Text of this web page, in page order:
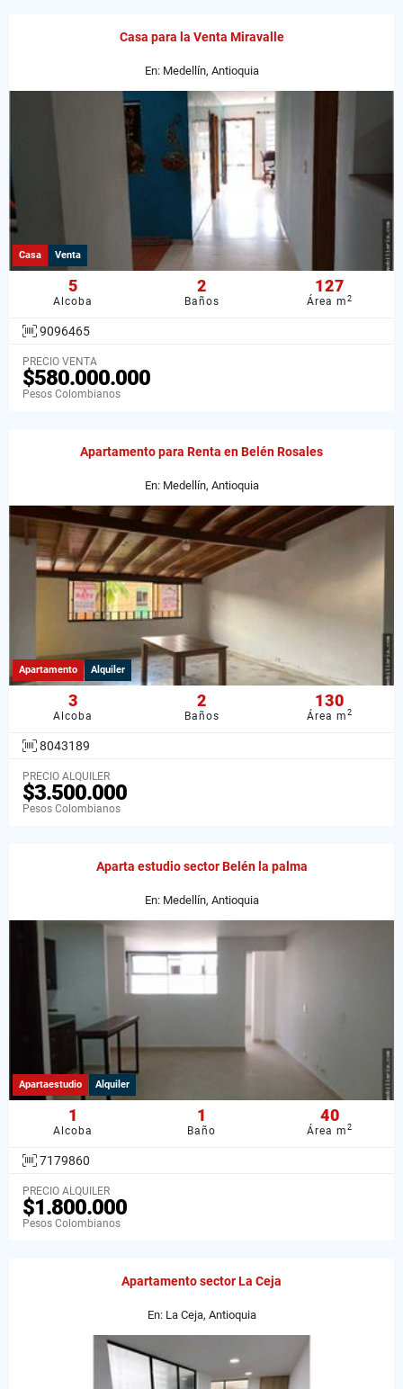
Casa para la Venta Miravalle
En: Medellín, Antioquia
Casa Venta
5
Alcoba
2
Baños
127
Área m2
9096465
PRECIO VENTA
$580.000.000
Pesos Colombianos
Apartamento para Renta en Belén Rosales
En: Medellín, Antioquia
Apartamento Alquiler
3
Alcoba
2
Baños
130
Área m2
8043189
PRECIO ALQUILER
$3.500.000
Pesos Colombianos
Aparta estudio sector Belén la palma
En: Medellín, Antioquia
Apartaestudio Alquiler
1
Alcoba
1
Baño
40
Área m2
7179860
PRECIO ALQUILER
$1.800.000
Pesos Colombianos
Apartamento sector La Ceja
En: La Ceja, Antioquia